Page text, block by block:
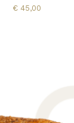
€ 45,00